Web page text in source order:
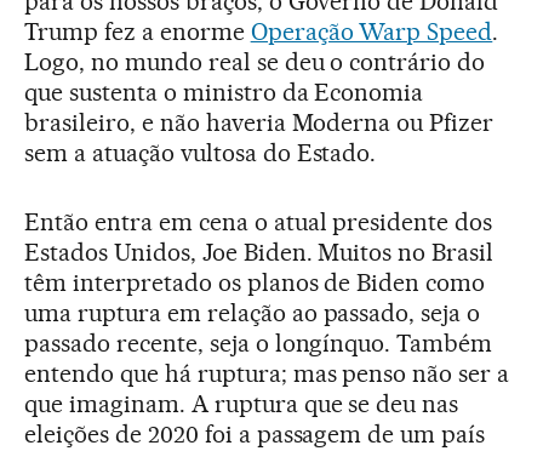
Trump fez a enorme Operação Warp Speed.
Logo, no mundo real se deu o contrário do
que sustenta o ministro da Economia
brasileiro, e não haveria Moderna ou Pfizer
sem a atuação vultosa do Estado.
Então entra em cena o atual presidente dos
Estados Unidos, Joe Biden. Muitos no Brasil
têm interpretado os planos de Biden como
uma ruptura em relação ao passado, seja o
passado recente, seja o longínquo. Também
entendo que há ruptura; mas penso não ser a
que imaginam. A ruptura que se deu nas
eleições de 2020 foi a passagem de um país